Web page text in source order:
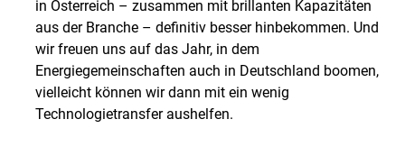
in Österreich – zusammen mit brillanten Kapazitäten
aus der Branche – definitiv besser hinbekommen. Und
wir freuen uns auf das Jahr, in dem
Energiegemeinschaften auch in Deutschland boomen,
vielleicht können wir dann mit ein wenig
Technologietransfer aushelfen.